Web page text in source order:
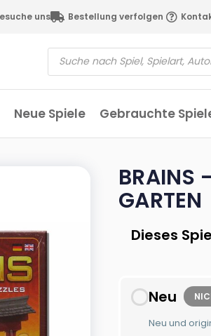
uns Bestellung verfolgen
Neue Spiele Gebrauchte
BRAINS
GARTEN
Dieses
Neu
Neu und